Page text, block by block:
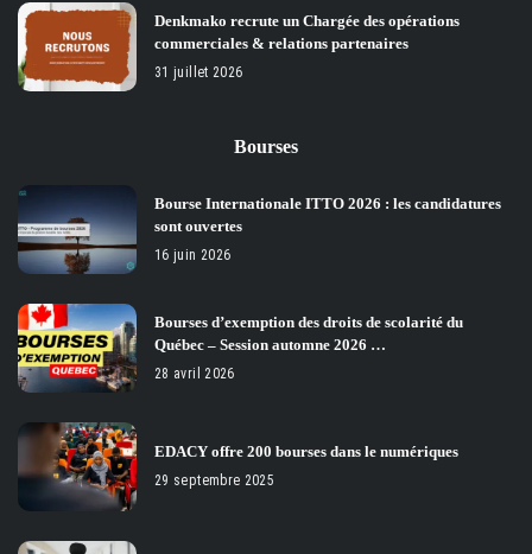
Denkmako recrute un Chargée des opérations
commerciales & relations partenaires
31 juillet 2026
Bourses
Bourse Internationale ITTO 2026 : les candidatures
sont ouvertes
16 juin 2026
Bourses d’exemption des droits de scolarité du
Québec – Session automne 2026 …
28 avril 2026
EDACY offre 200 bourses dans le numériques
29 septembre 2025